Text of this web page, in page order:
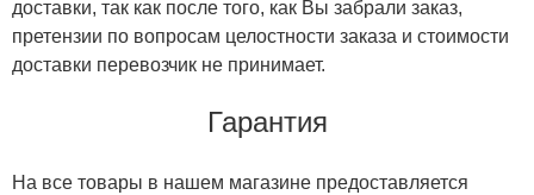
доставки, так как после того, как Вы забрали заказ,
претензии по вопросам целостности заказа и стоимости
доставки перевозчик не принимает.
Гарантия
На все товары в нашем магазине предоставляется